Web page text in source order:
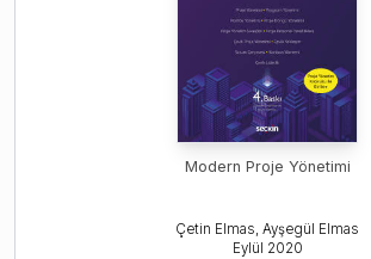
Modern Proje Yönetimi
Çetin Elmas, Ayşegül Elmas
Eylül 2020